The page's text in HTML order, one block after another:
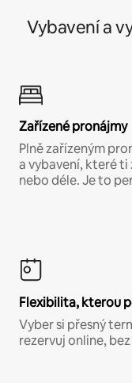
Vybavení a
Zařízené pronájmy
Plně zařízeným
a vybavení, které
nebo déle. Je to
Flexibilita, kterou
Vyber si přesný
rezervuj online,